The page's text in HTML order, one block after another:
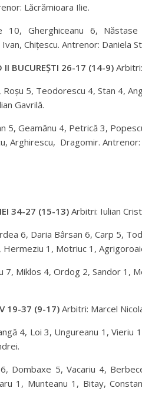
Lăcrămioara Ilie.
10, Gherghiceanu 6,
Chițescu. Antrenor: Daniela
II BUCUREȘTI 26-17 (14-9)
Roșu 5, Teodorescu 4, Stan 4,
Gavrilă.
5, Geamănu 4, Petrică 3,
Arghirescu, Dragomir.
34-27 (15-13) Arbitri: Iulian
6, Daria Bârsan 6, Carp 5,
1, Motriuc 1,
7, Miklos 4, Ordog 2, Sandor 1,
19-37 (9-17) Arbitri: Marcel
4, Loi 3, Ungureanu 1, Vieriu
Dombaxe 5, Vacariu 4,
1, Munteanu 1, Bitay,